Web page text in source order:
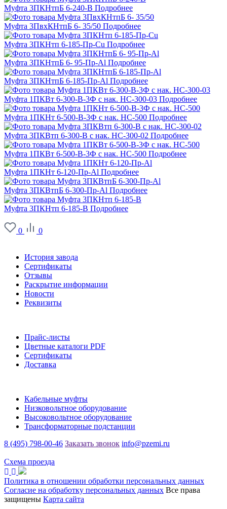
Муфта 3ПКНтпБ 6-240-В Подробнее
Муфта 3ПвхКНтпБ 6- 35/50 Подробнее
Муфта 3ПКНтп 6-185-Пр-Cu Подробнее
Муфта 3ПКНтпБ 6- 95-Пр-Al Подробнее
Муфта 3ПКНтпБ 6-185-Пр-Al Подробнее
Муфта 1ПКВт 6-300-В-3Ф с нак. НС-300-03 Подробнее
Муфта 1ПКНт 6-500-В-3Ф с нак. НС-500 Подробнее
Муфта 3ПКВтп 6-300-В с нак. НС-300-02 Подробнее
Муфта 1ПКВт 6-500-В-3Ф с нак. НС-500 Подробнее
Муфта 1ПКНт 6-120-Пр-Al Подробнее
Муфта 3ПКВтпБ 6-300-Пр-Al Подробнее
Муфта 3ПКНтп 6-185-В Подробнее
0
0
История завода
Сертификаты
Отзывы
Раскрытие информации
Новости
Реквизиты
Прайс-листы
Цветные каталоги PDF
Сертификаты
Доставка
Кабельные муфты
Низковольтное оборудование
Высоковольтное оборудование
Трансформаторные подстанции
8 (495) 798-00-46 Заказать звонок info@pzemi.ru
Схема проезда
Политика в отношении обработки персональных данных
Согласие на обработку персональных данных Все права
защищены Карта сайта